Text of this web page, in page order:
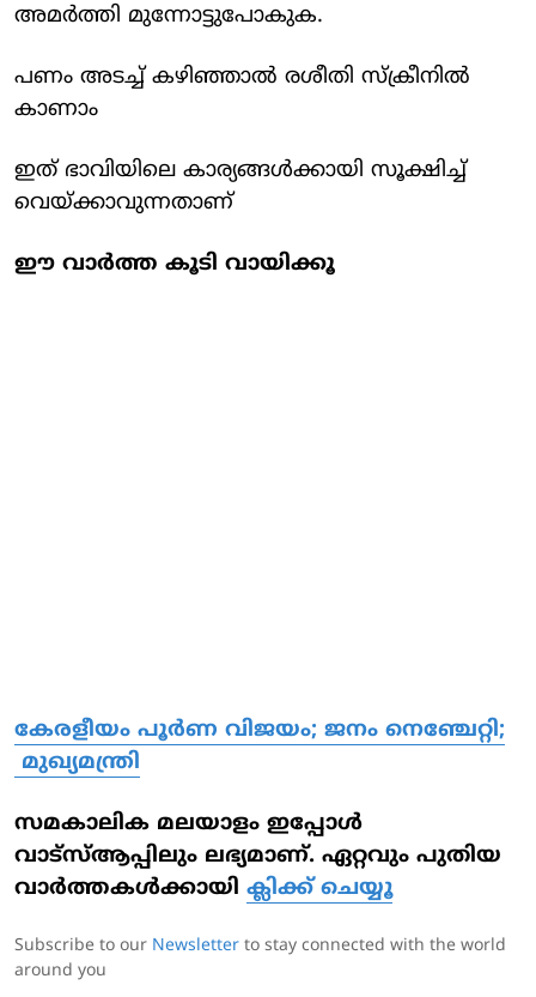
അമര്‍ത്തി മുന്നോട്ടുപോകുക.
പണം അടച്ച് കഴിഞ്ഞാല്‍ രശീതി സ്‌ക്രീനില്‍
കാണാം
ഇത് ഭാവിയിലെ കാര്യങ്ങള്‍ക്കായി സൂക്ഷിച്ച്
വെയ്ക്കാവുന്നതാണ്
ഈ വാര്‍ത്ത കൂടി വായിക്കൂ
കേരളീയം പൂര്‍ണ വിജയം; ജനം നെഞ്ചേറ്റി;
മുഖ്യമന്ത്രി
സമകാലിക മലയാളം ഇപ്പോള്‍
വാട്‌സ്ആപ്പിലും ലഭ്യമാണ്. ഏറ്റവും പുതിയ
വാര്‍ത്തകള്‍ക്കായി ക്ലിക്ക് ചെയ്യൂ
Subscribe to our Newsletter to stay connected with the world
around you